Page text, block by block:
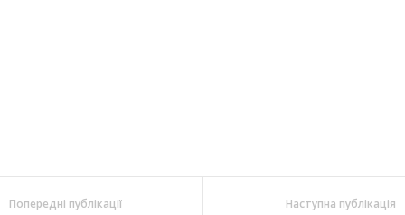
Попередні публікації Наступна публікація